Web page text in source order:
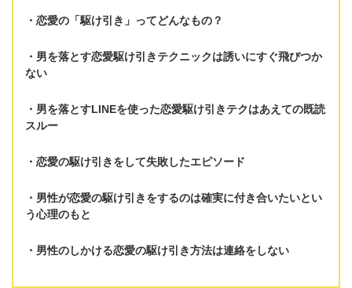
恋愛の「駆け引き」ってどんなもの？
男を落とす恋愛駆け引きテクニックは誘いにすぐ飛びつか
ない
男を落とすLINEを使った恋愛駆け引きテクはあえての既読
スルー
恋愛の駆け引きをして失敗したエピソード
男性が恋愛の駆け引きをするのは確実に付き合いたいとい
う心理のもと
男性のしかける恋愛の駆け引き方法は連絡をしない